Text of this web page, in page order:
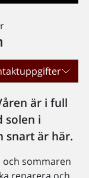
är i full
solen i
snart är här.
och sommaren